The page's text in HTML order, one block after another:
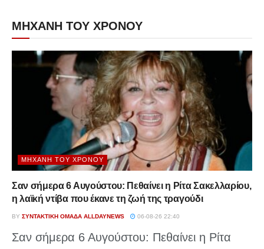
ΜΗΧΑΝΗ ΤΟΥ ΧΡΟΝΟΥ
ΜΗΧΑΝΉ ΤΟΥ ΧΡΌΝΟΥ
Σαν σήμερα 6 Αυγούστου: Πεθαίνει η Ρίτα Σακελλαρίου,
η λαϊκή ντίβα που έκανε τη ζωή της τραγούδι
BY ΣΥΝΤΑΚΤΙΚΉ ΟΜΆΔΑ ALLDAYNEWS 06-08-26 22:40
Σαν σήμερα 6 Αυγούστου: Πεθαίνει η Ρίτα